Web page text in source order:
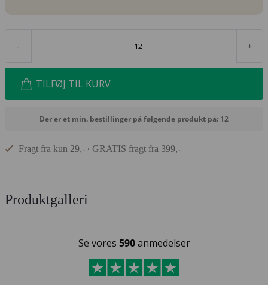
- +
TILFØJ TIL KURV
Der er et min. bestillinger på følgende produkt på: 12
Fragt fra kun 29,- ∙ GRATIS fragt fra 399,-
Produktgalleri
Se vores 590anmedelser